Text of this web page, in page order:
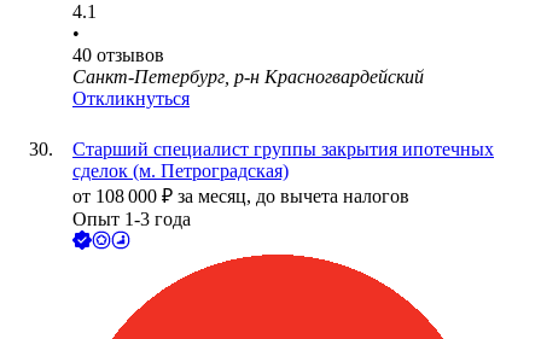
4.1
•
40 отзывов
Санкт-Петербург, р-н Красногвардейский
Откликнуться
Старший специалист группы закрытия ипотечных
сделок (м. Петроградская)
от 108 000 ₽ за месяц, до вычета налогов
Опыт 1-3 года